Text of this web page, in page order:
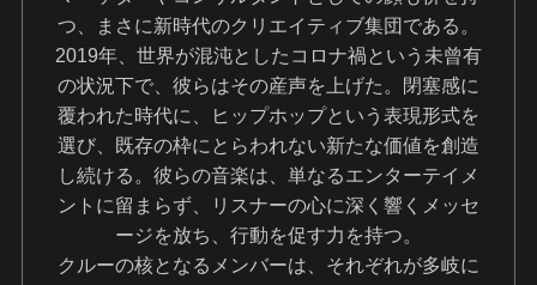
つ、まさに新時代のクリエイティブ集団である。
2019年、世界が混沌としたコロナ禍という未曾有
の状況下で、彼らはその産声を上げた。閉塞感に
覆われた時代に、ヒップホップという表現形式を
選び、既存の枠にとらわれない新たな価値を創造
し続ける。彼らの音楽は、単なるエンターテイメ
ントに留まらず、リスナーの心に深く響くメッセ
ージを放ち、行動を促す力を持つ。
クルーの核となるメンバーは、それぞれが多岐に